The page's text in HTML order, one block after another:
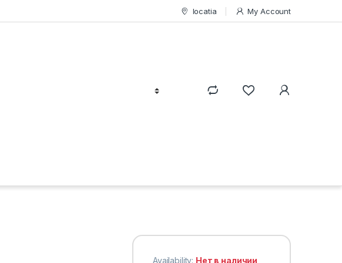
locatia My Account
Availability: Нет в наличии